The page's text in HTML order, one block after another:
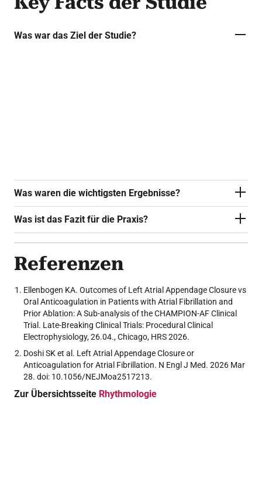
Was war das Ziel der Studie?
Was waren die wichtigsten Ergebnisse?
Was ist das Fazit für die Praxis?
Referenzen
Ellenbogen KA. Outcomes of Left Atrial Appendage Closure vs
Oral Anticoagulation in Patients with Atrial Fibrillation and
Prior Ablation: A Sub-analysis of the CHAMPION-AF Clinical
Trial. Late-Breaking Clinical Trials: Procedural Clinical
Electrophysiology, 26.04., Chicago, HRS 2026.
Doshi SK et al. Left Atrial Appendage Closure or
Anticoagulation for Atrial Fibrillation. N Engl J Med. 2026 Mar
28. doi: 10.1056/NEJMoa2517213.
Zur Übersichtsseite Rhythmologie